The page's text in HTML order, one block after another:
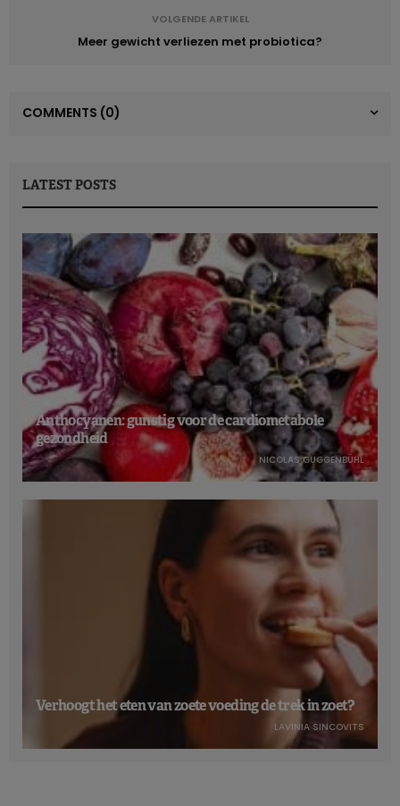
VOLGENDE ARTIKEL
Meer gewicht verliezen met probiotica?
COMMENTS (0)
LATEST POSTS
Anthocyanen: gunstig voor de cardiometabole
gezondheid
NICOLAS GUGGENBÜHL
Verhoogt het eten van zoete voeding de trek in zoet?
LAVINIA SINCOVITS